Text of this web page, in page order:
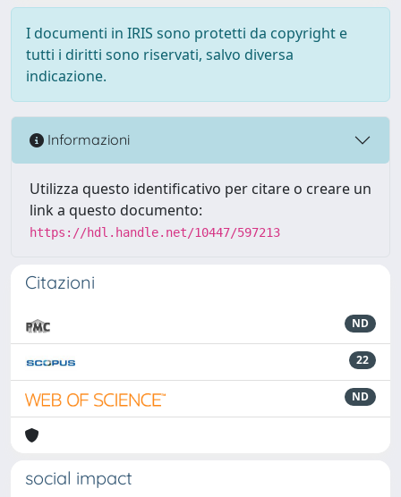
I documenti in IRIS sono protetti da copyright e
tutti i diritti sono riservati, salvo diversa
indicazione.
Informazioni
Utilizza questo identificativo per citare o creare un
link a questo documento:
https://hdl.handle.net/10447/597213
Citazioni
ND
22
ND
social impact